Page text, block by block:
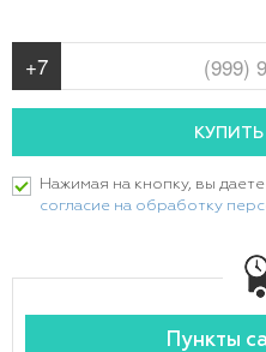
Нажимая на кнопку, вы даете
согласие на обработку
Пункты